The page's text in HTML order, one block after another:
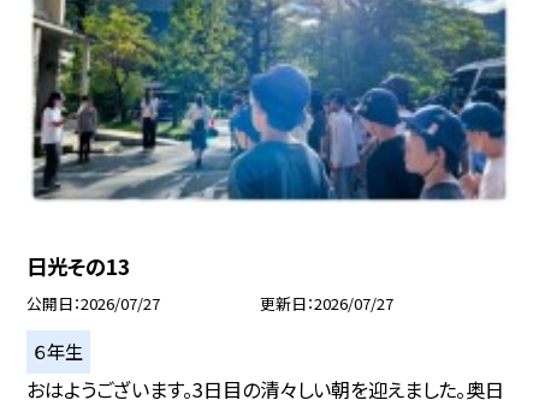
日光その13
公開日 2026/07/27 更新日 2026/07/27
６年生
おはようございます。3日目の清々しい朝を迎えました。奥日